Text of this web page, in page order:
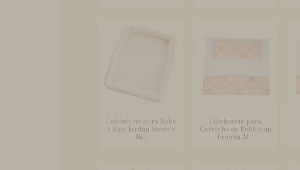
Colchonete para Bebê
e Kids Jardim Secreto
Ni...
Colchonete para
Carrinho de Bebê com
Fronha M...